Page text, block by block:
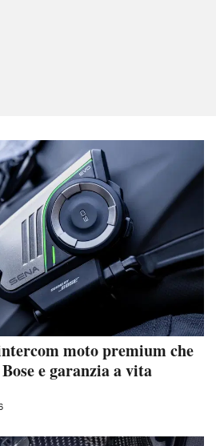
moto premium che
e garanzia a vita